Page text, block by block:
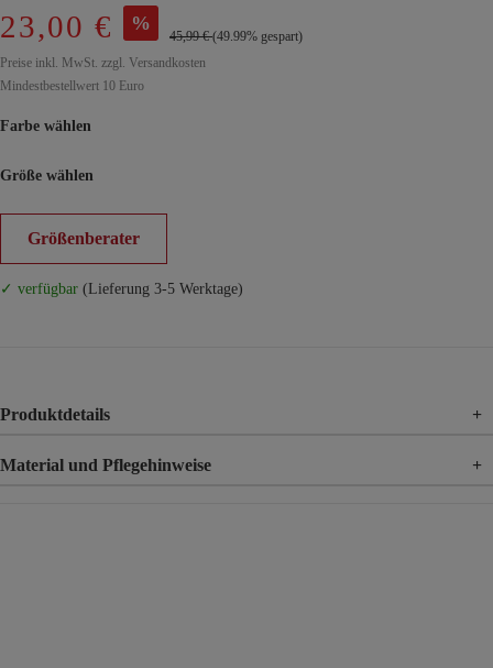
23,00 € %
45,99 €(49.99% gespart)
Preise inkl. MwSt. zzgl. Versandkosten
Mindestbestellwert 10 Euro
Farbe wählen
Größe wählen
Größenberater
✓ verfügbar (Lieferung 3-5 Werktage)
Produktdetails +
Material und Pflegehinweise +